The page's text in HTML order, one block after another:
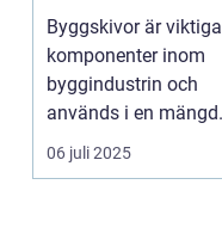
Byggskivor är viktiga
komponenter inom
byggindustrin och
används i en mängd
olika kon...
06 juli 2025